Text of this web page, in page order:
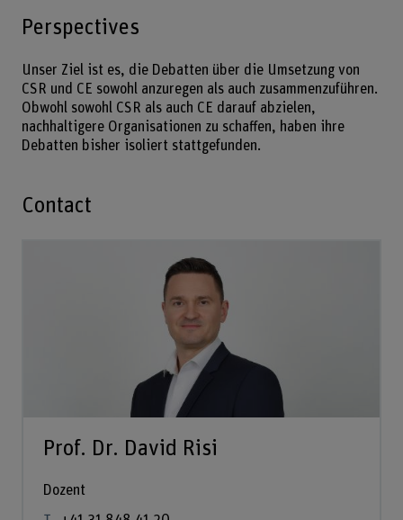
Perspectives
Unser Ziel ist es, die Debatten über die Umsetzung von
CSR und CE sowohl anzuregen als auch zusammenzuführen.
Obwohl sowohl CSR als auch CE darauf abzielen,
nachhaltigere Organisationen zu schaffen, haben ihre
Debatten bisher isoliert stattgefunden.
Contact
Prof. Dr. David Risi
Dozent